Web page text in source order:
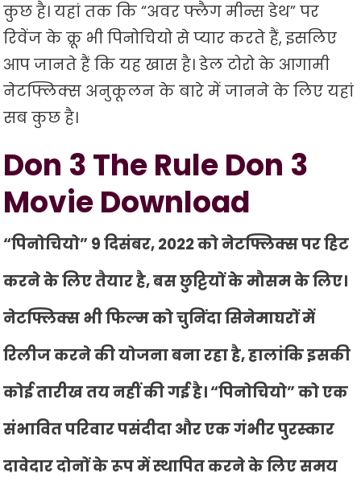
कुछ है। यहां तक ​​कि “अवर फ्लैग मीन्स डेथ” पर
रिवेंज के क्रू भी पिनोचियो से प्यार करते हैं, इसलिए
आप जानते हैं कि यह खास है। डेल टोरो के आगामी
नेटफ्लिक्स अनुकूलन के बारे में जानने के लिए यहां
सब कुछ है।
Don 3 The Rule Don 3
Movie Download
“पिनोचियो” 9 दिसंबर, 2022 को नेटफ्लिक्स पर हिट
करने के लिए तैयार है, बस छुट्टियों के मौसम के लिए।
नेटफ्लिक्स भी फिल्म को चुनिंदा सिनेमाघरों में
रिलीज करने की योजना बना रहा है, हालांकि इसकी
कोई तारीख तय नहीं की गई है। “पिनोचियो” को एक
संभावित परिवार पसंदीदा और एक गंभीर पुरस्कार
दावेदार दोनों के रूप में स्थापित करने के लिए समय